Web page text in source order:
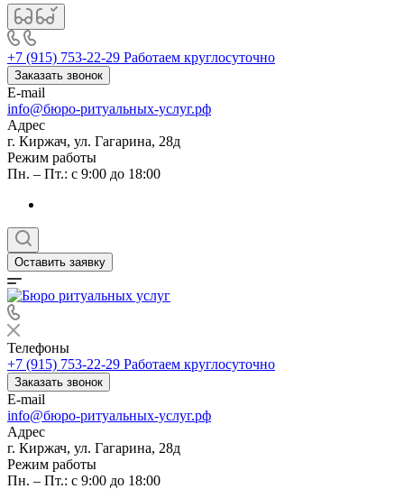
+7 (915) 753-22-29 Работаем круглосуточно
Заказать звонок
E-mail
info@бюро-ритуальных-услуг.рф
Адрес
г. Киржач, ул. Гагарина, 28д
Режим работы
Пн. – Пт.: с 9:00 до 18:00
Оставить заявку
Телефоны
+7 (915) 753-22-29 Работаем круглосуточно
Заказать звонок
E-mail
info@бюро-ритуальных-услуг.рф
Адрес
г. Киржач, ул. Гагарина, 28д
Режим работы
Пн. – Пт.: с 9:00 до 18:00